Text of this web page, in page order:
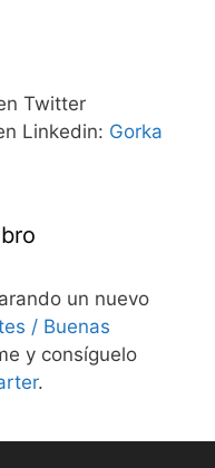
Twitter
Linkedin: Gorka
un nuevo
/ Buenas
y consíguelo
.